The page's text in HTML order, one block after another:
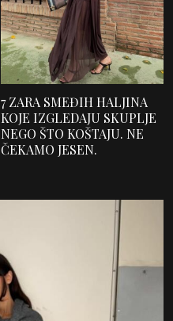
7 ZARA SMEĐIH HALJINA
KOJE IZGLEDAJU SKUPLJE
NEGO ŠTO KOŠTAJU. NE
ČEKAMO JESEN.